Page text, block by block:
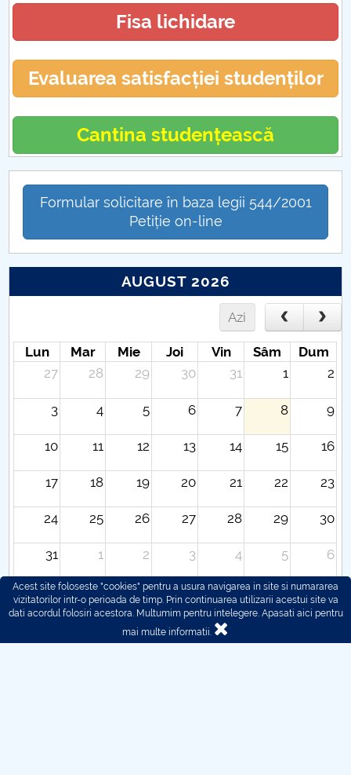
Fisa lichidare
Evaluarea satisfacției studenților
Cantina studențească
Formular solicitare în baza legii 544/2001
Petiție on-line
AUGUST 2026
Azi
Lun Mar Mie Joi Vin Sâm
Dum
27
28 29 30 31 1 2
3 4 5 6 7 8 9
10 11 12 13 14 15 16
17 18 19 20 21 22 23
24 25 26 27 28 29 30
31 1 2 3 4 5 6
Acest site foloseste "cookies" pentru a usura navigarea in site si numararea
vizitatorilor intr-o perioada de timp. Prin continuarea utilizarii acestui site va
dati acordul folosiri acestora. Multumim pentru intelegere. Apasati aici pentru
mai multe informatii.